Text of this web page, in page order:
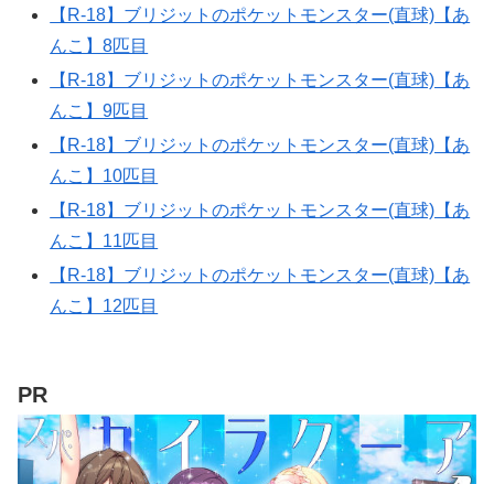
【R-18】ブリジットのポケットモンスター(直球)【あ
んこ】8匹目
【R-18】ブリジットのポケットモンスター(直球)【あ
んこ】9匹目
【R-18】ブリジットのポケットモンスター(直球)【あ
んこ】10匹目
【R-18】ブリジットのポケットモンスター(直球)【あ
んこ】11匹目
【R-18】ブリジットのポケットモンスター(直球)【あ
んこ】12匹目
PR